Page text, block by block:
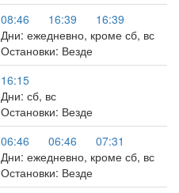
08:46
16:39
16:39
Дни: ежедневно, кроме сб, вс
Остановки: Везде
16:15
Дни: сб, вс
Остановки: Везде
06:46 06:46
07:31
Дни: ежедневно, кроме сб, вс
Остановки: Везде